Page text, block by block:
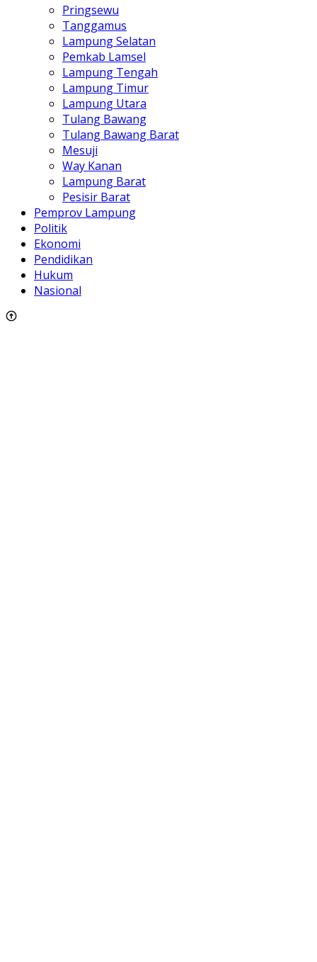
Pringsewu
Tanggamus
Lampung Selatan
Pemkab Lamsel
Lampung Tengah
Lampung Timur
Lampung Utara
Tulang Bawang
Tulang Bawang Barat
Mesuji
Way Kanan
Lampung Barat
Pesisir Barat
Pemprov Lampung
Politik
Ekonomi
Pendidikan
Hukum
Nasional